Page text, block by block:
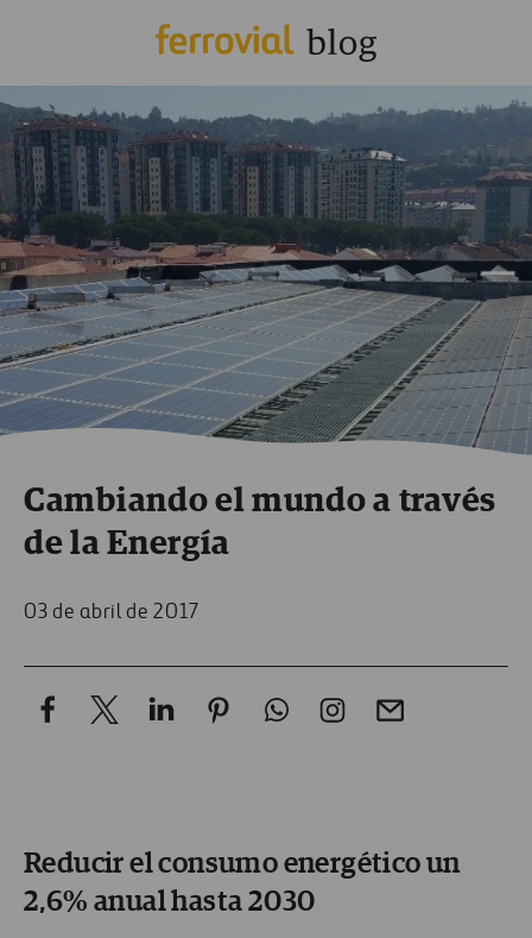
Cambiando el mundo a través
de la Energía
03 de abril de 2017
Reducir el consumo energético un
2,6% anual hasta 2030